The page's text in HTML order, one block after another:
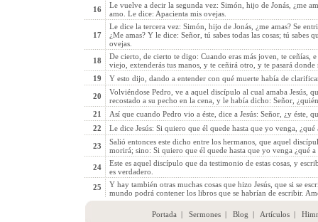
16
Le vuelve a decir la segunda vez: Simón, hijo de Jonás, ¿me
amo. Le dice: Apacienta mis ovejas.
17
Le dice la tercera vez: Simón, hijo de Jonás, ¿me amas? Se
¿Me amas? Y le dice: Señor, tú sabes todas las cosas; tú sabes
ovejas.
18
De cierto, de cierto te digo: Cuando eras más joven, te ceñías,
viejo, extenderás tus manos, y te ceñirá otro, y te pasará donde
19
Y esto dijo, dando a entender con qué muerte había de
20
Volviéndose Pedro, ve a aquel discípulo al cual amaba Jesús,
recostado a su pecho en la cena, y le había dicho: Señor,
21
Así que cuando Pedro vio a éste, dice a Jesús: Señor, ¿y éste,
22
Le dice Jesús: Si quiero que él quede hasta que yo venga, ¿qué
23
Salió entonces este dicho entre los hermanos, que aquel
morirá; sino: Si quiero que él quede hasta que yo venga ¿qué a
24
Este es aquel discípulo que da testimonio de estas cosas, y
es verdadero.
25
Y hay también otras muchas cosas que hizo Jesús, que si se
mundo podrá contener los libros que se habrían de escribir.
Portada | Sermones| Blog | Artículos|